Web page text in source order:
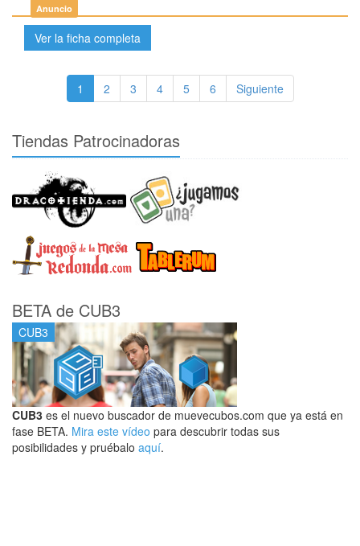
Anuncio
Ver la ficha completa
1 2 3 4 5 6 Siguiente
Tiendas Patrocinadoras
BETA de CUB3
CUB3
CUB3 es el nuevo buscador de muevecubos.com que ya está en
fase BETA. Mira este vídeo para descubrir todas sus
posibilidades y pruébalo aquí.